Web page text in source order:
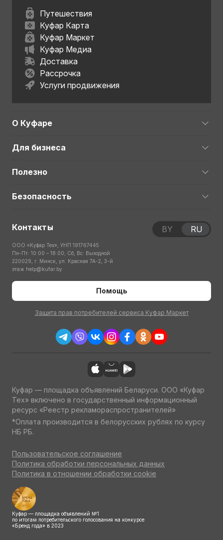
Путешествия
Куфар Карта
Куфар Маркет
Куфар Медиа
Доставка
Рассрочка
Услуги продвижения
О Куфаре
Для бизнеса
Полезно
Безопасность
Контакты
ООО «Куфар Тех», УНП 191767445
Пн-Пт: 10:00 – 18:00; Сб, Вс: Выходной
220029, г. Минск, ул. Красная 7А-2, 3-й
этаж help@kufar.by
Помощь
Защита прав потребителей сервиса Куфар Маркет
BY RU
Куфар — площадка объявлений Беларуси. ООО «Куфар
Тех» включено в государственный информационный
ресурс «Реестр рекламораспространителей»
*Оплата производится в белорусских рублях по курсу
НБ РБ.
Пользовательское соглашение
Политика обработки персональных данных
Политика в отношении обработки cookie
Куфар — площадка объявлений №1
по итогам потребительского голосования на конкурсе
«Бренд года» в 2023